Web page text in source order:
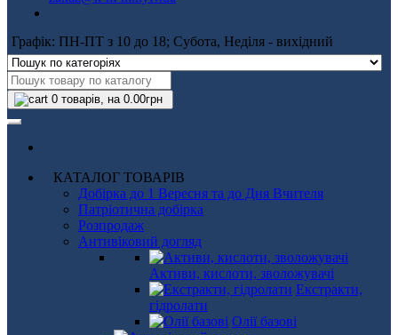
Графік: ПН-ПТ з 10 до 18; Субота, Неділя - вихідний
0 товарів, на 0.00грн
КАТАЛОГ ТОВАРІВ
Добірка до 1 Вересня та до Дня Вчителя
Патріотична добірка
Розпродаж
Антивіковий догляд
Активи, кислоти, зволожувачі
Екстракти,
гідролати
Олії базові